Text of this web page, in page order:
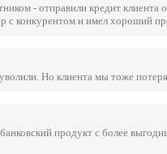
- отправили кредит клиента
с конкурентом и имел хороший
Но клиента мы тоже
продукт с более